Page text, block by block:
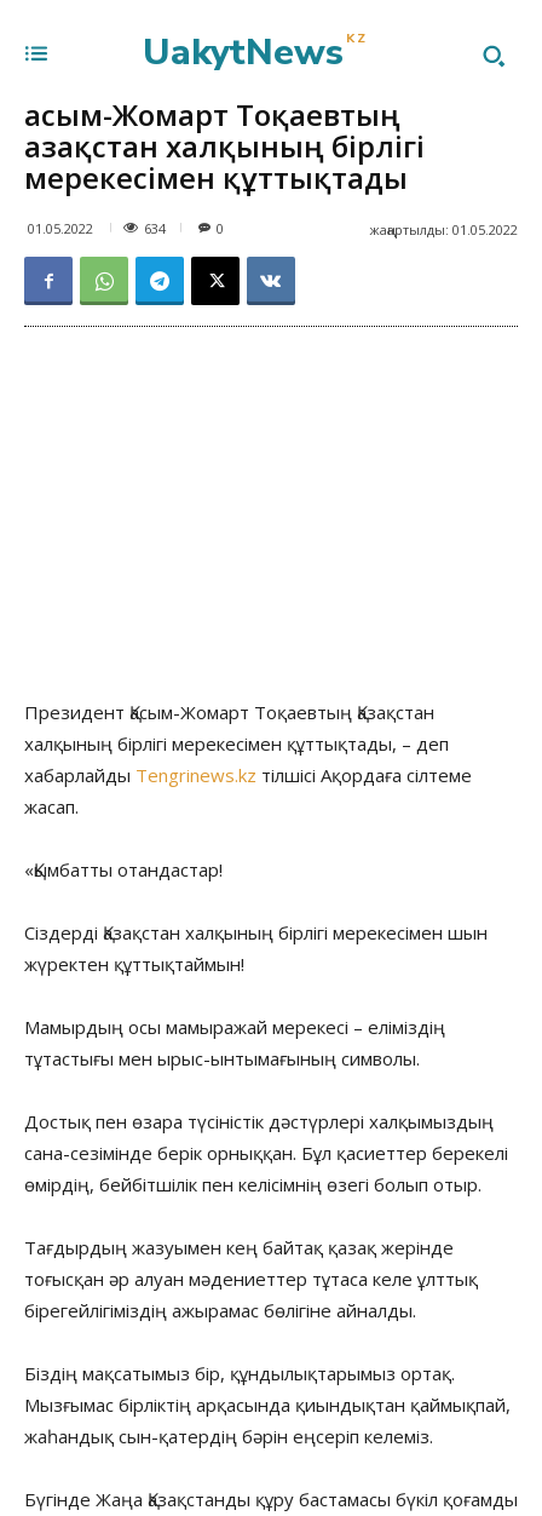
UakytNews KZ
Қасым-Жомарт Тоқаевтың
Қазақстан халқының бірлігі
мерекесімен құттықтады
01.05.2022 634 жаңартылды: 01.05.2022
0
Президент Қасым-Жомарт Тоқаевтың Қазақстан
халқының бірлігі мерекесімен құттықтады, – деп
хабарлайды Tengrinews.kz тілшісі Ақордаға сілтеме
жасап.
«Қымбатты отандастар!
Сіздерді Қазақстан халқының бірлігі мерекесімен шын
жүректен құттықтаймын!
Мамырдың осы мамыражай мерекесі – еліміздің
тұтастығы мен ырыс-ынтымағының символы.
Достық пен өзара түсіністік дәстүрлері халқымыздың
сана-сезімінде берік орныққан. Бұл қасиеттер берекелі
өмірдің, бейбітшілік пен келісімнің өзегі болып отыр.
Тағдырдың жазуымен кең байтақ қазақ жерінде
тоғысқан әр алуан мәдениеттер тұтаса келе ұлттық
бірегейлігіміздің ажырамас бөлігіне айналды.
Біздің мақсатымыз бір, құндылықтарымыз ортақ.
Мызғымас бірліктің арқасында қиындықтан қаймықпай,
жаһандық сын-қатердің бәрін еңсеріп келеміз.
Бүгінде Жаңа Қазақстанды құру бастамасы бүкіл қоғамды